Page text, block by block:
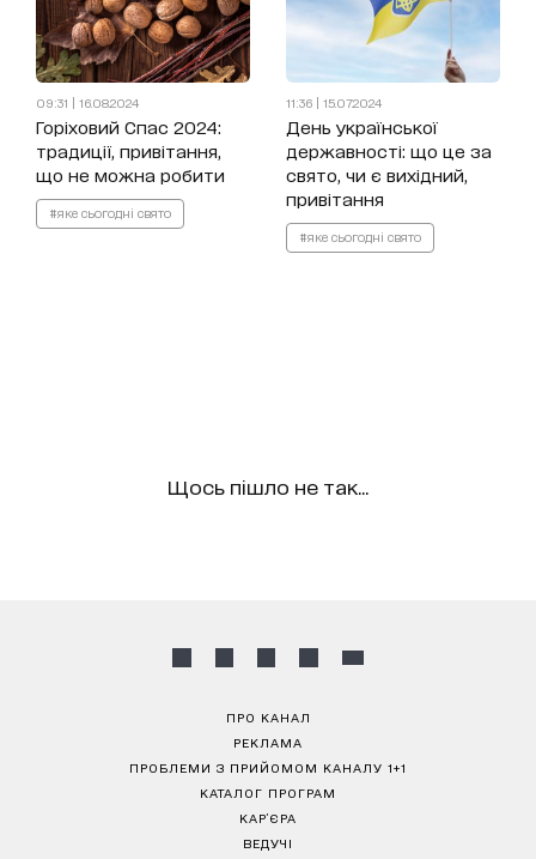
09:31 | 16.08.2024
Горіховий Спас 2024:
традиції, привітання,
що не можна робити
#яке сьогодні свято
11:36 | 15.07.2024
День української
державності: що це за
свято, чи є вихідний,
привітання
#яке сьогодні свято
Щось пішло не так...
ПРО КАНАЛ
РЕКЛАМА
ПРОБЛЕМИ З ПРИЙОМОМ КАНАЛУ 1+1
КАТАЛОГ ПРОГРАМ
КАР’ЄРА
ВЕДУЧІ